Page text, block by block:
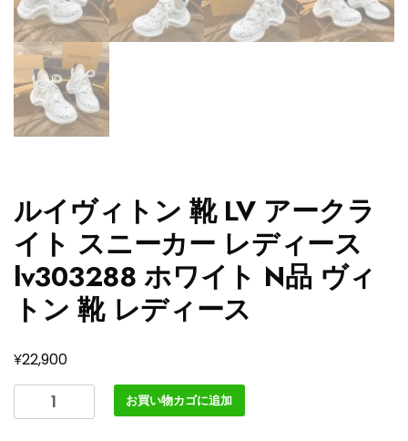
ルイヴィトン 靴 LV アークラ
イト スニーカー レディース
lv303288 ホワイト N品 ヴィ
トン 靴 レディース
¥22,900
イ
お買い物カゴに追加